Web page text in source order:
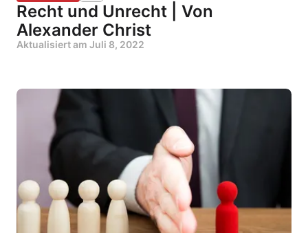
Recht und Unrecht | Von
Alexander Christ
Aktualisiert am Juli 8, 2022